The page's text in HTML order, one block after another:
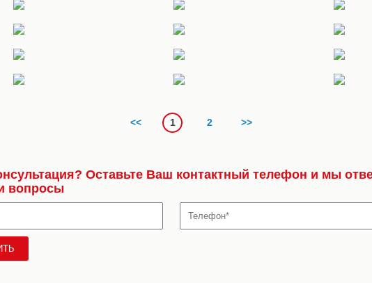
вживую увидеть наши работы: крыльцо, мраморный пол, подоконники, столы и
с тем, роскошное дизайнерское решение для Вашего помещения, показатель утончённости
<< 1 2 >>
Оставьте Ваш контактный телефон и мы
вопросы